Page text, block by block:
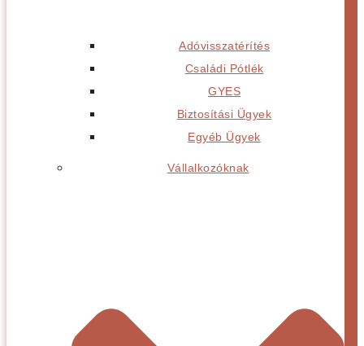
Adóvisszatérítés
Családi Pótlék
GYES
Biztosítási Ügyek
Egyéb Ügyek
Vállalkozóknak